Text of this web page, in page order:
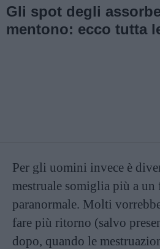
Gli spot degli
mentono: ecco tutta
Per gli uomini invece è
mestruale somiglia più a un
paranormale. Molti
fare più ritorno (salvo
dopo, quando le